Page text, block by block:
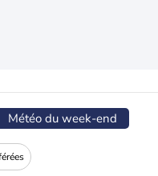
Météo du week-end